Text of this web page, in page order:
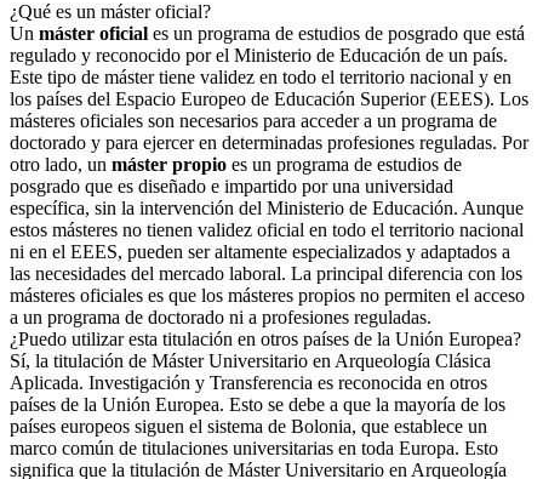
¿Qué es un máster oficial?
Un máster oficial es un programa de estudios de posgrado que está
regulado y reconocido por el Ministerio de Educación de un país.
Este tipo de máster tiene validez en todo el territorio nacional y en
los países del Espacio Europeo de Educación Superior (EEES). Los
másteres oficiales son necesarios para acceder a un programa de
doctorado y para ejercer en determinadas profesiones reguladas. Por
otro lado, un máster propio es un programa de estudios de
posgrado que es diseñado e impartido por una universidad
específica, sin la intervención del Ministerio de Educación. Aunque
estos másteres no tienen validez oficial en todo el territorio nacional
ni en el EEES, pueden ser altamente especializados y adaptados a
las necesidades del mercado laboral. La principal diferencia con los
másteres oficiales es que los másteres propios no permiten el acceso
a un programa de doctorado ni a profesiones reguladas.
¿Puedo utilizar esta titulación en otros países de la Unión Europea?
Sí, la titulación de Máster Universitario en Arqueología Clásica
Aplicada. Investigación y Transferencia es reconocida en otros
países de la Unión Europea. Esto se debe a que la mayoría de los
países europeos siguen el sistema de Bolonia, que establece un
marco común de titulaciones universitarias en toda Europa. Esto
significa que la titulación de Máster Universitario en Arqueología